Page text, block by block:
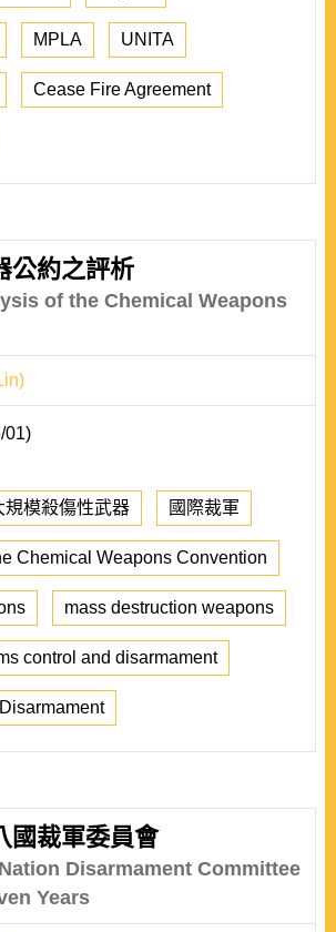
MPLA UNITA
Cease Fire Agreement
公約之評析
of the Chemical Weapons
01)
規模殺傷性武器 國際裁軍
Chemical Weapons Convention
mass destruction weapons
control and disarmament
國裁軍委員會
Disarmament Committee
Years